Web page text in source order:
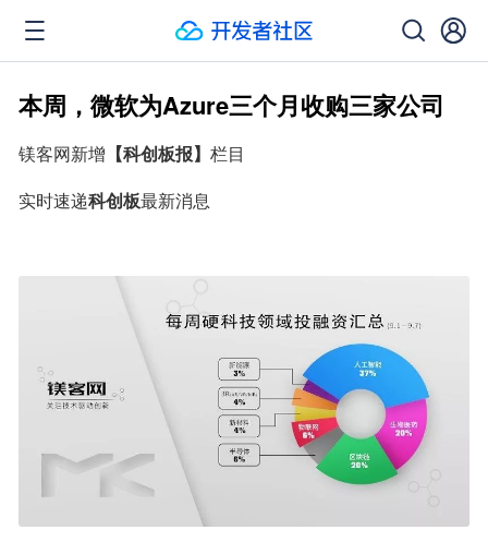
本周，微软为Azure三个月收购三家公司
镁客网新增 【科创板报】 栏目
实时速递科创板最新消息